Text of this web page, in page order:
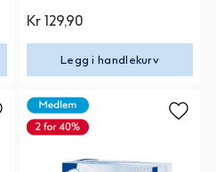
Kr 129,90
Legg i handlekurv